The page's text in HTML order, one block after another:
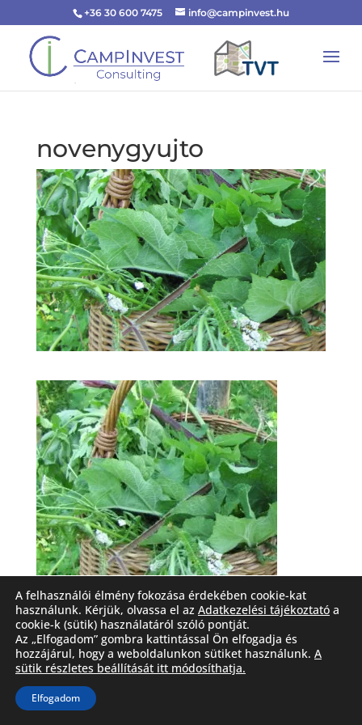
+36 30 600 7475 info@campinvest.hu
novenygyujto
Kapcsolat Impresszum Adatvédelem
A felhasználói élmény fokozása érdekében cookie-kat
használunk. Kérjük, olvassa el az Adatkezelési tájékoztató a
cookie-k (sütik) használatáról szóló pontját.
Az „Elfogadom” gombra kattintással Ön elfogadja és
hozzájárul, hogy a weboldalunkon sütiket használunk. A
sütik részletes beállítását itt módosíthatja.
Elfogadom